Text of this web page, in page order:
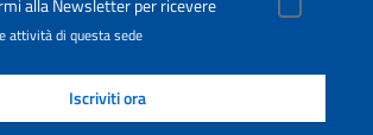
alla Newsletter per ricevere
attività di questa sede